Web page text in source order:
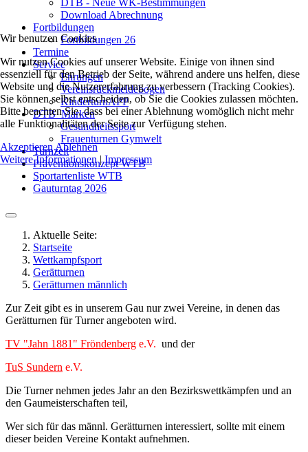
DTB - Neue WK-Bestimmungen
Download Abrechnung
Fortbildungen
Fortbildungen 26
Termine
Service
Ehrungen
Vereinsrückmeldebogen
KinderturnAPP
DTB_Marken
Gesundheitssport
Frauenturnen Gymwelt
Turnzeit
Präventionskonzept WTB
Sportartenliste WTB
Gauturntag 2026
Aktuelle Seite:
Startseite
Wettkampfsport
Gerätturnen
Gerätturnen männlich
Zur Zeit gibt es in unserem Gau nur zwei Vereine, in denen das
Gerätturnen für Turner angeboten wird.
TV "Jahn 1881" Fröndenberg e.V. und der
TuS Sundern e.V.
Die Turner nehmen jedes Jahr an den Bezirkswettkämpfen und an
den Gaumeisterschaften teil,
Wer sich für das männl. Gerätturnen interessiert, sollte mit einem
dieser beiden Vereine Kontakt aufnehmen.
Wir benutzen Cookies
Wir nutzen Cookies auf unserer Website. Einige von ihnen sind
essenziell für den Betrieb der Seite, während andere uns helfen, diese
Website und die Nutzererfahrung zu verbessern (Tracking Cookies).
Sie können selbst entscheiden, ob Sie die Cookies zulassen möchten.
Bitte beachten Sie, dass bei einer Ablehnung womöglich nicht mehr
alle Funktionalitäten der Seite zur Verfügung stehen.
AkzeptierenAblehnen
Weitere Informationen|Impressum